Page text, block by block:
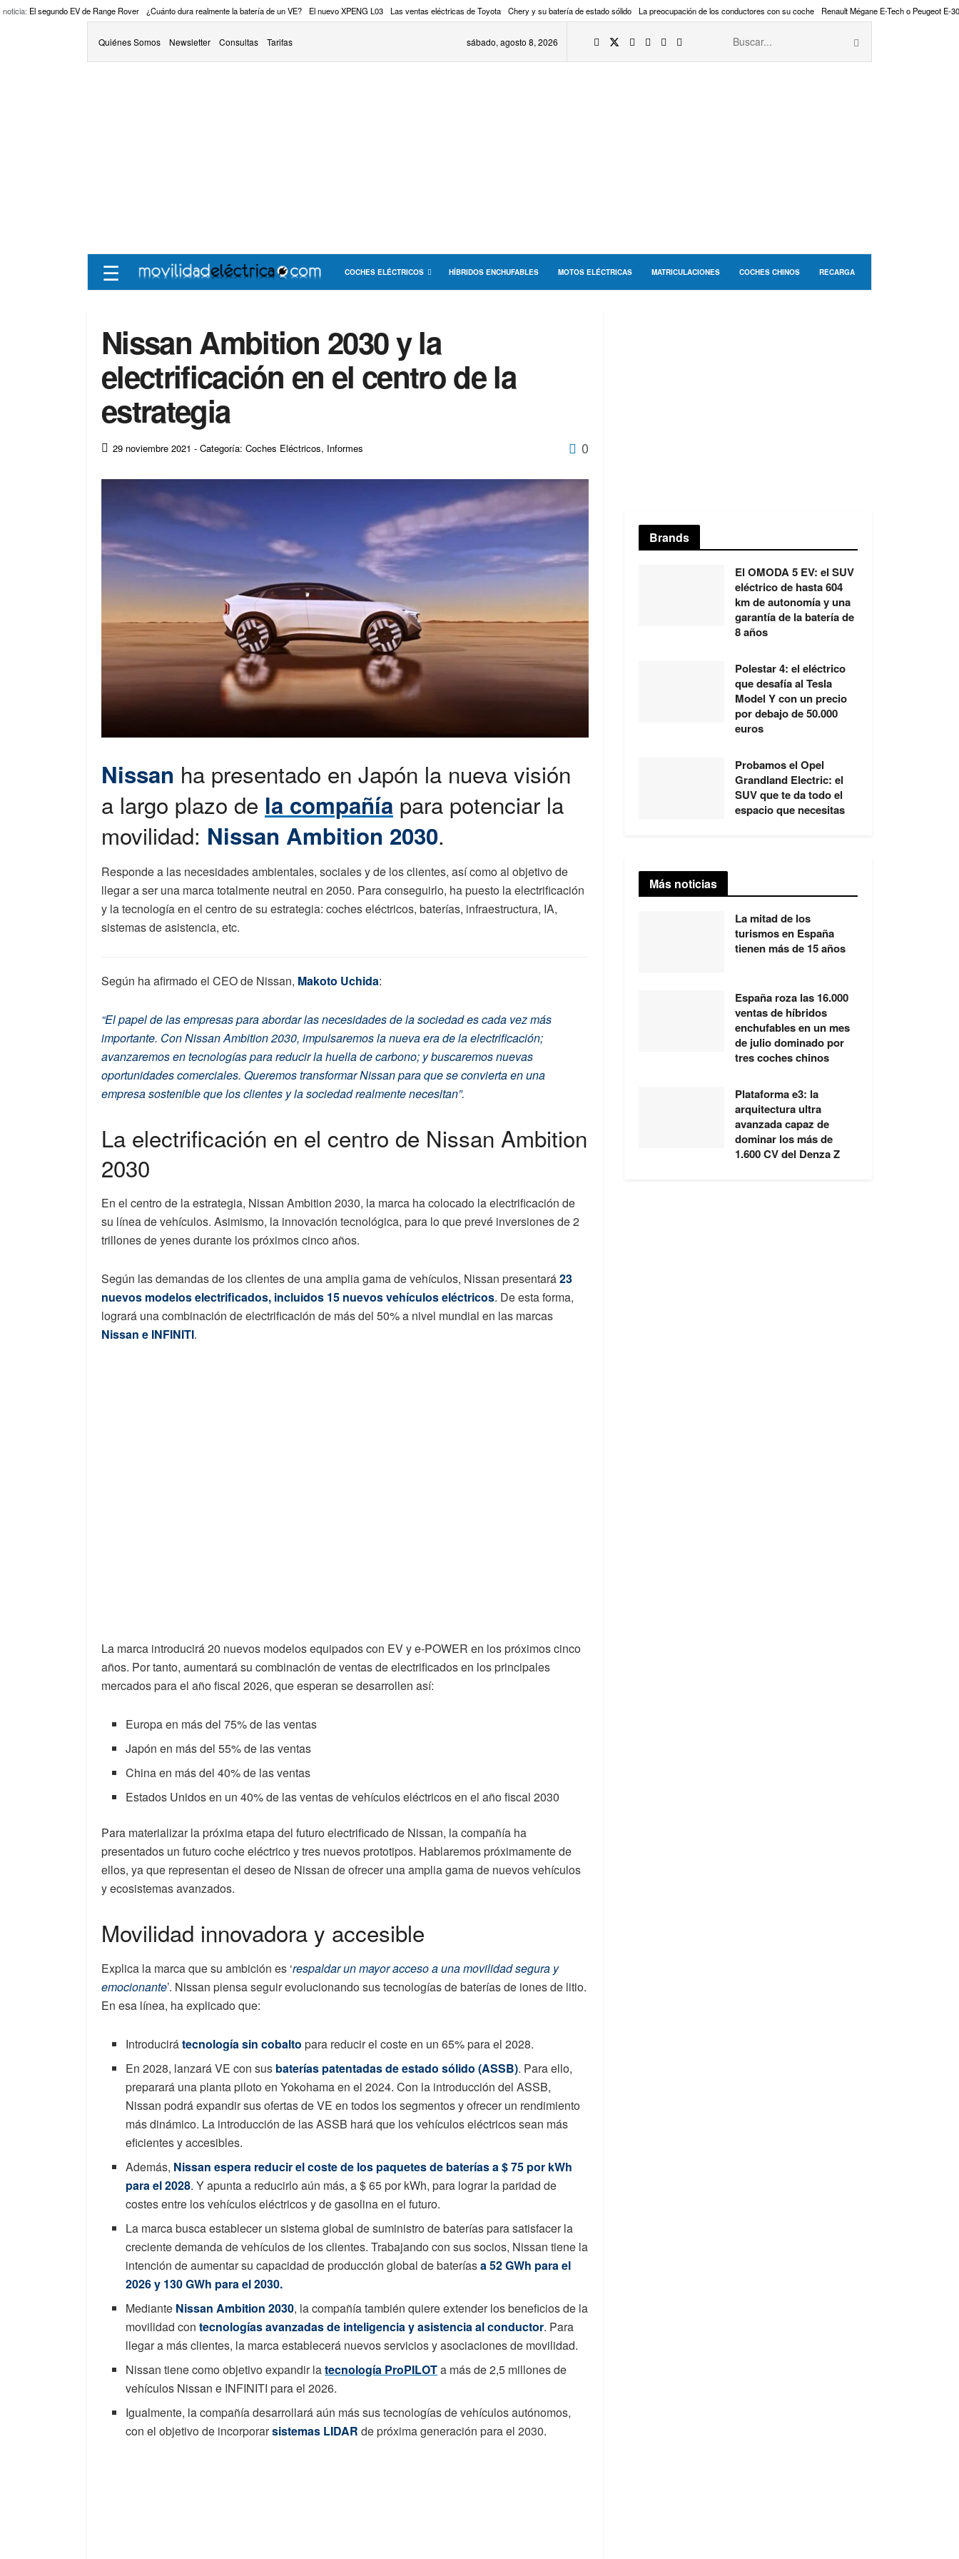
noticia: El segundo EV de Range Rover ¿Cuánto dura realmente la batería de un VE? El nuevo XPENG L03 Las ventas eléctricas de Toyota Chery y su batería de estado sólido La preocupación de los conductores con su coche Renault Mégane E-Tech o Peugeot E-
Quiénes Somos Newsletter Consultas Tarifas sábado, agosto 8, 2026
☰ COCHES ELÉCTRICOS HÍBRIDOS ENCHUFABLES MOTOS ELÉCTRICAS MATRICULACIONES COCHES CHINOS RECARGA
Nissan Ambition 2030 y la
electrificación en el centro de la
estrategia
29 noviembre 2021 - Categoría: Coches Eléctricos, Informes 0
Nissan ha presentado en Japón la nueva visión
a largo plazo de la compañía para potenciar la
movilidad: Nissan Ambition 2030.
Responde a las necesidades ambientales, sociales y de los clientes, así como al objetivo de
llegar a ser una marca totalmente neutral en 2050. Para conseguirlo, ha puesto la electrificación
y la tecnología en el centro de su estrategia: coches eléctricos, baterías, infraestructura, IA,
sistemas de asistencia, etc.
Según ha afirmado el CEO de Nissan, Makoto Uchida:
“El papel de las empresas para abordar las necesidades de la sociedad es cada vez más
importante. Con Nissan Ambition 2030, impulsaremos la nueva era de la electrificación;
avanzaremos en tecnologías para reducir la huella de carbono; y buscaremos nuevas
oportunidades comerciales. Queremos transformar Nissan para que se convierta en una
empresa sostenible que los clientes y la sociedad realmente necesitan”.
La electrificación en el centro de Nissan Ambition
2030
En el centro de la estrategia, Nissan Ambition 2030, la marca ha colocado la electrificación de
su línea de vehículos. Asimismo, la innovación tecnológica, para lo que prevé inversiones de 2
trillones de yenes durante los próximos cinco años.
Según las demandas de los clientes de una amplia gama de vehículos, Nissan presentará23
nuevos modelos electrificados, incluidos 15 nuevos vehículos eléctricos. De esta forma,
logrará una combinación de electrificación de más del 50% a nivel mundial en las marcas
Nissan e INFINITI.
La marca introducirá 20 nuevos modelos equipados con EV y e-POWER en los próximos cinco
años. Por tanto, aumentará su combinación de ventas de electrificados en los principales
mercados para el año fiscal 2026, que esperan se desarrollen así:
Europa en más del 75% de las ventas
Japón en más del 55% de las ventas
China en más del 40% de las ventas
Estados Unidos en un 40% de las ventas de vehículos eléctricos en el año fiscal 2030
Para materializar la próxima etapa del futuro electrificado de Nissan, la compañía ha
presentados un futuro coche eléctrico y tres nuevos prototipos. Hablaremos próximamente de
ellos, ya que representan el deseo de Nissan de ofrecer una amplia gama de nuevos vehículos
y ecosistemas avanzados.
Movilidad innovadora y accesible
Explica la marca que su ambición es ‘respaldar un mayor acceso a una movilidad segura y
emocionante’. Nissan piensa seguir evolucionando sus tecnologías de baterías de iones de litio.
En esa línea, ha explicado que:
Introducirátecnología sin cobalto para reducir el coste en un 65% para el 2028.
En 2028, lanzará VE con sus baterías patentadas de estado sólido (ASSB). Para ello,
preparará una planta piloto en Yokohama en el 2024. Con la introducción del ASSB,
Nissan podrá expandir sus ofertas de VE en todos los segmentos y ofrecer un rendimiento
más dinámico. La introducción de las ASSB hará que los vehículos eléctricos sean más
eficientes y accesibles.
Además, Nissan espera reducir el coste de los paquetes de baterías a $ 75 por kWh
para el 2028. Y apunta a reducirlo aún más, a $ 65 por kWh, para lograr la paridad de
costes entre los vehículos eléctricos y de gasolina en el futuro.
La marca busca establecer un sistema global de suministro de baterías para satisfacer la
creciente demanda de vehículos de los clientes. Trabajando con sus socios, Nissan tiene la
intención de aumentar su capacidad de producción global de bateríasa 52 GWh para el
2026 y 130 GWh para el 2030.
Mediante Nissan Ambition 2030, la compañía también quiere extender los beneficios de la
movilidad contecnologías avanzadas de inteligencia y asistencia al conductor. Para
llegar a más clientes, la marca establecerá nuevos servicios y asociaciones de movilidad.
Nissan tiene como objetivo expandir latecnología ProPILOTa más de 2,5 millones de
vehículos Nissan e INFINITI para el 2026.
Igualmente, la compañía desarrollará aún más sus tecnologías de vehículos autónomos,
con el objetivo de incorporarsistemas LIDAR de próxima generación para el 2030.
Brands
El OMODA 5 EV: el SUV
eléctrico de hasta 604
km de autonomía y una
garantía de la batería de
8 años
Polestar 4: el eléctrico
que desafía al Tesla
Model Y con un precio
por debajo de 50.000
euros
Probamos el Opel
Grandland Electric: el
SUV que te da todo el
espacio que necesitas
Más noticias
La mitad de los
turismos en España
tienen más de 15 años
España roza las 16.000
ventas de híbridos
enchufables en un mes
de julio dominado por
tres coches chinos
Plataforma e3: la
arquitectura ultra
avanzada capaz de
dominar los más de
1.600 CV del Denza Z